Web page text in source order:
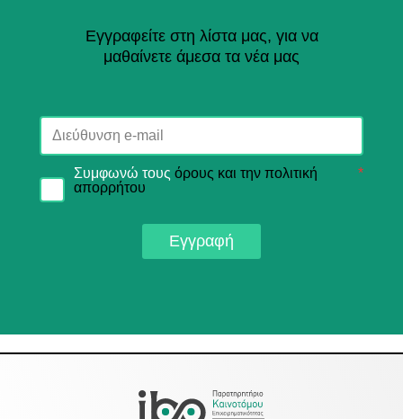
Εγγραφείτε στη λίστα μας, για να
μαθαίνετε άμεσα τα νέα μας
Συμφωνώ τους όρους και την πολιτική
απορρήτου
*
Εγγραφή